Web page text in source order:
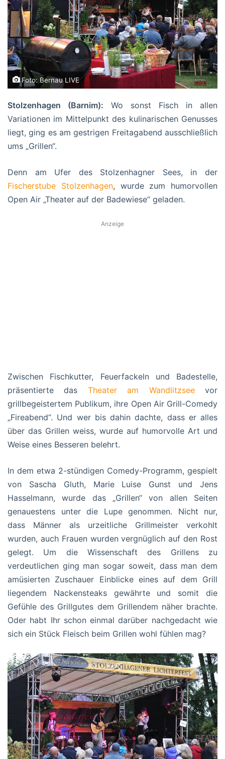
Foto: Bernau LIVE
Stolzenhagen (Barnim): Wo sonst Fisch in allen
Variationen im Mittelpunkt des kulinarischen Genusses
liegt, ging es am gestrigen Freitagabend ausschließlich
ums „Grillen“.
Denn am Ufer des Stolzenhagner Sees, in der
Fischerstube Stolzenhagen, wurde zum humorvollen
Open Air „Theater auf der Badewiese“ geladen.
Anzeige
Zwischen Fischkutter, Feuerfackeln und Badestelle,
präsentierte das Theater am Wandlitzseevor
grillbegeistertem Publikum, ihre Open Air Grill-Comedy
„Fireabend“. Und wer bis dahin dachte, dass er alles
über das Grillen weiss, wurde auf humorvolle Art und
Weise eines Besseren belehrt.
In dem etwa 2-stündigen Comedy-Programm, gespielt
von Sascha Gluth, Marie Luise Gunst und Jens
Hasselmann, wurde das „Grillen“ von allen Seiten
genauestens unter die Lupe genommen. Nicht nur,
dass Männer als urzeitliche Grillmeister verkohlt
wurden, auch Frauen wurden vergnüglich auf den Rost
gelegt. Um die Wissenschaft des Grillens zu
verdeutlichen ging man sogar soweit, dass man dem
amüsierten Zuschauer Einblicke eines auf dem Grill
liegendem Nackensteaks gewährte und somit die
Gefühle des Grillgutes dem Grillendem näher brachte.
Oder habt Ihr schon einmal darüber nachgedacht wie
sich ein Stück Fleisch beim Grillen wohl fühlen mag?